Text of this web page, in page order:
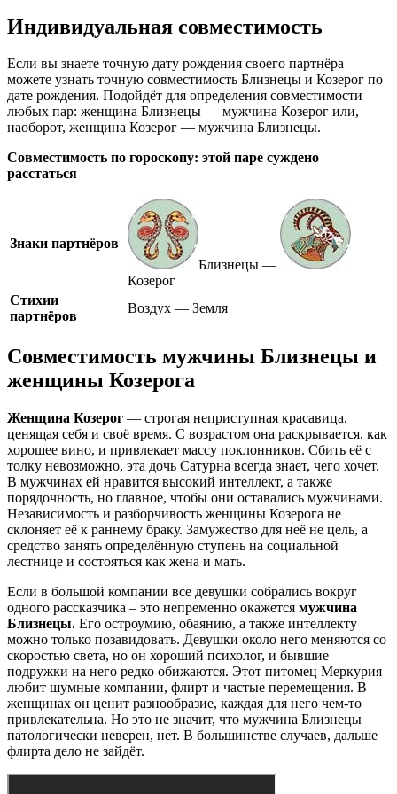
Индивидуальная совместимость
Если вы знаете точную дату рождения своего партнёра
можете узнать точную совместимость Близнецы и Козерог по
дате рождения. Подойдёт для определения совместимости
любых пар: женщина Близнецы — мужчина Козерог или,
наоборот, женщина Козерог — мужчина Близнецы.
Совместимость по гороскопу: этой паре суждено
расстаться
Знаки партнёров
Близнецы —
Козерог
Стихии
партнёров
Воздух — Земля
Совместимость мужчины Близнецы и
женщины Козерога
Женщина Козерог — строгая неприступная красавица,
ценящая себя и своё время. С возрастом она раскрывается, как
хорошее вино, и привлекает массу поклонников. Сбить её с
толку невозможно, эта дочь Сатурна всегда знает, чего хочет.
В мужчинах ей нравится высокий интеллект, а также
порядочность, но главное, чтобы они оставались мужчинами.
Независимость и разборчивость женщины Козерога не
склоняет её к раннему браку. Замужество для неё не цель, а
средство занять определённую ступень на социальной
лестнице и состояться как жена и мать.
Если в большой компании все девушки собрались вокруг
одного рассказчика – это непременно окажется мужчина
Близнецы. Его остроумию, обаянию, а также интеллекту
можно только позавидовать. Девушки около него меняются со
скоростью света, но он хороший психолог, и бывшие
подружки на него редко обижаются. Этот питомец Меркурия
любит шумные компании, флирт и частые перемещения. В
женщинах он ценит разнообразие, каждая для него чем-то
привлекательна. Но это не значит, что мужчина Близнецы
патологически неверен, нет. В большинстве случаев, дальше
флирта дело не зайдёт.